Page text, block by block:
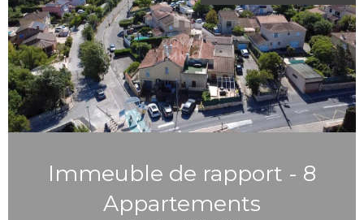
Immeuble de rapport - 8
Appartements